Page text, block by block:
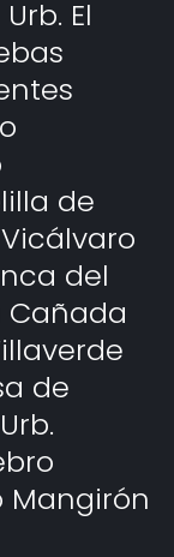
El
de
del
Cañada
de
Mangirón